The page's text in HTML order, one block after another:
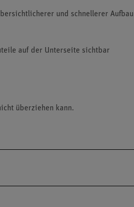
und schnellerer Aufbau
auf der Unterseite sichtbar
überziehen kann.